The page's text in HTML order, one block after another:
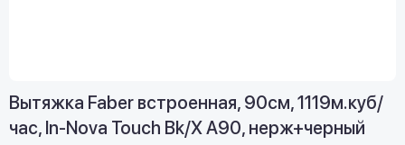
Вытяжка Faber встроенная, 90см, 1119м.куб/
час, In-Nova Touch Bk/X A90, нерж+черный